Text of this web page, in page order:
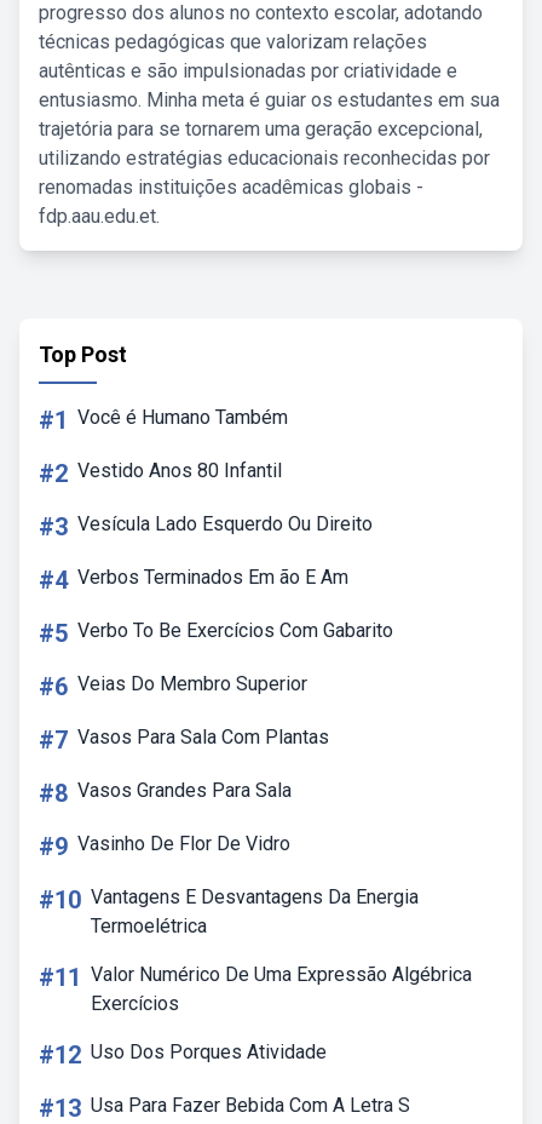
progresso dos alunos no contexto escolar, adotando
técnicas pedagógicas que valorizam relações
autênticas e são impulsionadas por criatividade e
entusiasmo. Minha meta é guiar os estudantes em sua
trajetória para se tornarem uma geração excepcional,
utilizando estratégias educacionais reconhecidas por
renomadas instituições acadêmicas globais -
fdp.aau.edu.et.
Top Post
#1 Você é Humano Também
#2 Vestido Anos 80 Infantil
#3 Vesícula Lado Esquerdo Ou Direito
#4 Verbos Terminados Em ão E Am
#5 Verbo To Be Exercícios Com Gabarito
#6 Veias Do Membro Superior
#7 Vasos Para Sala Com Plantas
#8 Vasos Grandes Para Sala
#9 Vasinho De Flor De Vidro
#10 Vantagens E Desvantagens Da Energia
Termoelétrica
#11 Valor Numérico De Uma Expressão Algébrica
Exercícios
#12 Uso Dos Porques Atividade
#13 Usa Para Fazer Bebida Com A Letra S